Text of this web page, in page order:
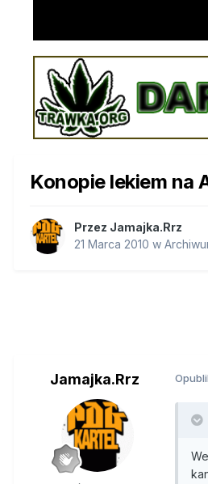
Konopie lekiem na
Przez Jamajka.Rrz
21 Marca 2010 w
Jamajka.Rrz